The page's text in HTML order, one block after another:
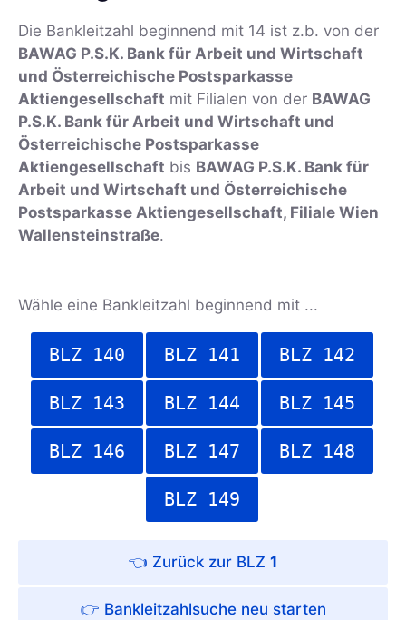
Die Bankleitzahl beginnend mit 14 ist z.b. von der
BAWAG P.S.K. Bank für Arbeit und Wirtschaft
und Österreichische Postsparkasse
Aktiengesellschaft mit Filialen von der BAWAG
P.S.K. Bank für Arbeit und Wirtschaft und
Österreichische Postsparkasse
Aktiengesellschaft bis BAWAG P.S.K. Bank für
Arbeit und Wirtschaft und Österreichische
Postsparkasse Aktiengesellschaft, Filiale Wien
Wallensteinstraße.
Wähle eine Bankleitzahl beginnend mit ...
BLZ 140 BLZ 141 BLZ 142
BLZ 143 BLZ 144 BLZ 145
BLZ 146 BLZ 147 BLZ 148
BLZ 149
👈 Zurück zur BLZ 1
👉 Bankleitzahlsuche neu starten